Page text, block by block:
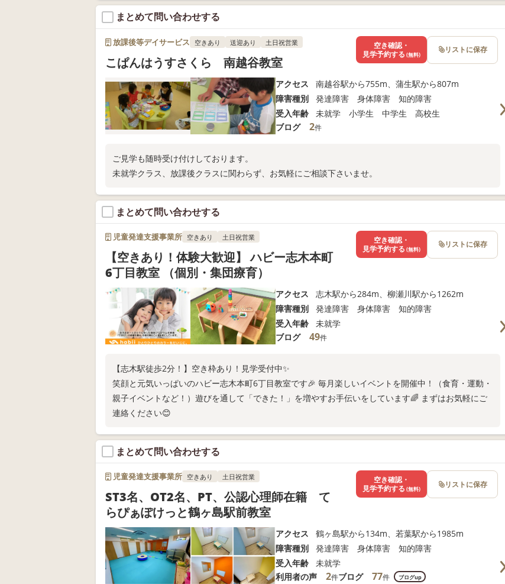
まとめて問い合わせする
放課後等デイサービス 空きあり 送迎あり 土日祝営業
こぱんはうすさくら 南越谷教室
アクセス
南越谷駅から755m、蒲生駅から807m
障害種別
発達障害 身体障害 知的障害
受入年齢
未就学 小学生 中学生 高校生
ブログ
2件
ご見学も随時受け付けしております。
未就学クラス、放課後クラスに関わらず、お気軽にご相談下さいませ。
空き確認・
見学予約する (無料) リストに保存
まとめて問い合わせする
児童発達支援事業所 空きあり 土日祝営業
【空きあり！体験大歓迎】 ハビー志木本町
6丁目教室 （個別・集団療育）
アクセス
志木駅から284m、柳瀬川駅から1262m
障害種別
発達障害 身体障害 知的障害
受入年齢
未就学
ブログ
49件
【志木駅徒歩2分！】空き枠あり！見学受付中✨
笑顔と元気いっぱいのハビー志木本町6丁目教室です🎉 毎月楽しいイベントを開催中！（食育・運動・
親子イベントなど！）遊びを通して「できた！」を増やすお手伝いをしています🌈 まずはお気軽にご
連絡ください😊
空き確認・
見学予約する (無料) リストに保存
まとめて問い合わせする
児童発達支援事業所 空きあり 土日祝営業
ST3名、OT2名、PT、公認心理師在籍 て
らぴぁぽけっと鶴ヶ島駅前教室
アクセス
鶴ヶ島駅から134m、若葉駅から1985m
障害種別
発達障害 身体障害 知的障害
受入年齢
未就学
利用者の声
2件ブログ 77件 ブログup
空き確認・
見学予約する (無料) リストに保存